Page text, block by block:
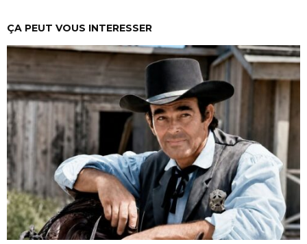
ÇA PEUT VOUS INTERESSER